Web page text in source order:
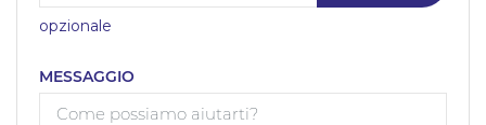
opzionale
MESSAGGIO